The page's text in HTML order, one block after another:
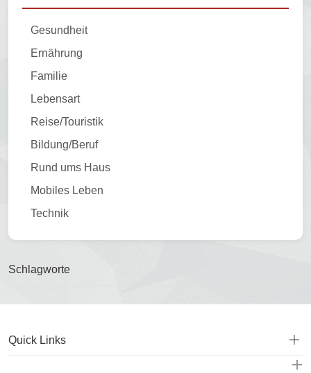
Gesundheit
Ernährung
Familie
Lebensart
Reise/Touristik
Bildung/Beruf
Rund ums Haus
Mobiles Leben
Technik
Schlagworte
Quick Links